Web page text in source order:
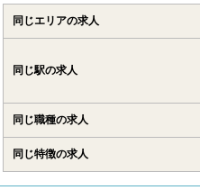
同じエリアの求人
同じ駅の求人
同じ職種の求人
同じ特徴の求人